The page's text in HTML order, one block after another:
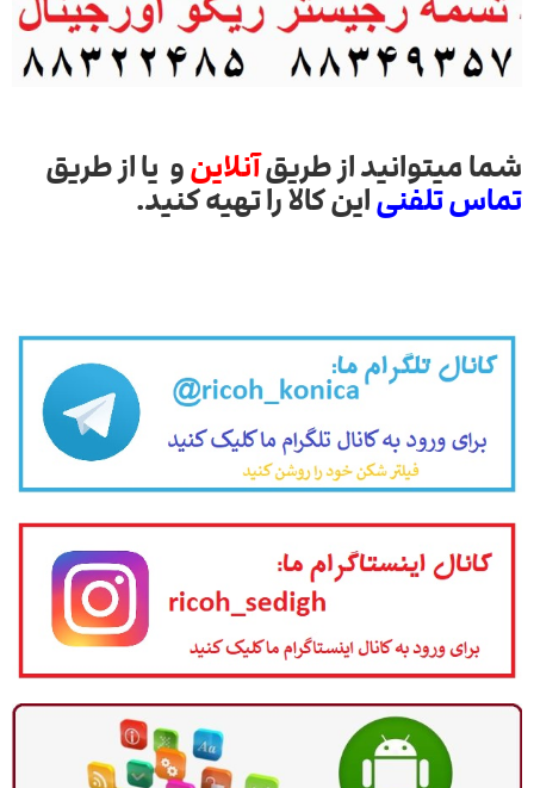
شما میتوانید از طریقآنلاینو یا از طریق
تماس تلفنیاین کالا را تهیه کنید.